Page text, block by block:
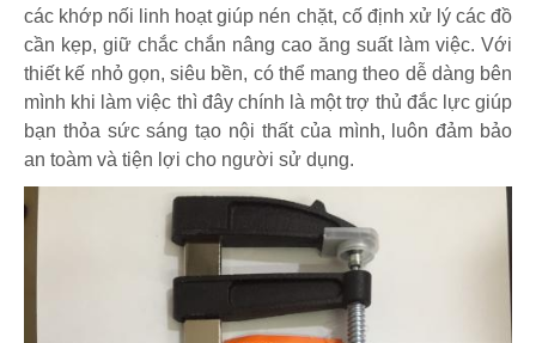
các khớp nối linh hoạt giúp nén chặt, cố định xử lý các đồ
cần kẹp, giữ chắc chắn nâng cao ăng suất làm việc. Với
thiết kế nhỏ gọn, siêu bền, có thể mang theo dễ dàng bên
mình khi làm việc thì đây chính là một trợ thủ đắc lực giúp
bạn thỏa sức sáng tạo nội thất của mình, luôn đảm bảo
an toàm và tiện lợi cho người sử dụng.